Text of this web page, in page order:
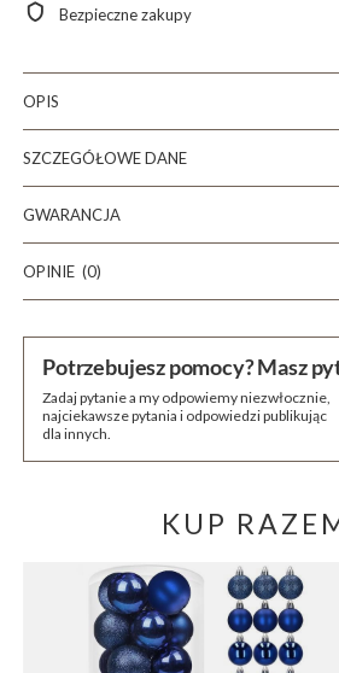
Bezpieczne zakupy
OPIS
SZCZEGÓŁOWE DANE
GWARANCJA
OPINIE (0)
Potrzebujesz pomocy? Masz
Zadaj pytanie a my odpowiemy niezwłocznie,
najciekawsze pytania i odpowiedzi publikując
dla innych.
KUP